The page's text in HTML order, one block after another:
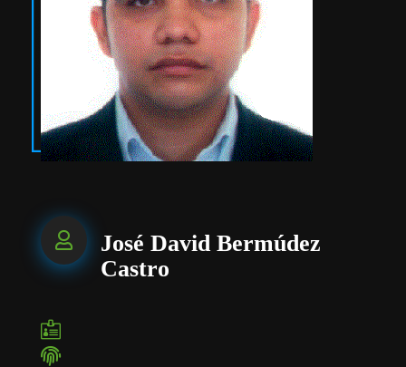

José David Bermúdez
Castro

